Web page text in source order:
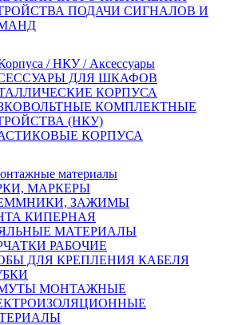
ПОДАЧИ СИГНАЛОВ И
/ НКУ / Аксессуары
ДЛЯ ШКАФОВ
КОРПУСА
КОМПЛЕКТНЫЕ
(НКУ)
КОРПУСА
материалы
МАРКЕРЫ
ЗАЖИМЫ
КИПЕРНАЯ
МАТЕРИАЛЫ
РАБОЧИЕ
ДЛЯ КРЕПЛЕНИЯ КАБЕЛЯ
МОНТАЖНЫЕ